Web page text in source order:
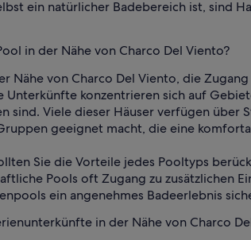
ein natürlicher Badebereich ist, sind
in der Nähe von Charco Del Viento?
Nähe von Charco Del Viento, die
konzentrieren sich auf
Viele dieser Häuser verfügen über
geeignet macht, die eine
Sie die Vorteile jedes Pooltyps
Pools oft Zugang zu zusätzlichen
ein angenehmes Badeerlebnis
in der Nähe von Charco